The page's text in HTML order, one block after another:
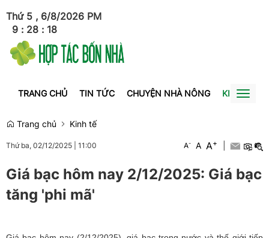
Thứ 5 , 6/8/2026
9 : 28 : 18
PM
TRANG CHỦ TIN TỨC CHUYỆN NHÀ NÔNG KINH TẾToggle
Trang chủ
Kinh tế
Thứ ba, 02/12/2025 11:00 A- A A+
Giá bạc hôm nay 2/12/2025: Giá bạc
tăng 'phi mã'